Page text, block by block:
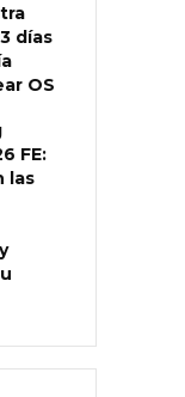
días
OS
FE:
las